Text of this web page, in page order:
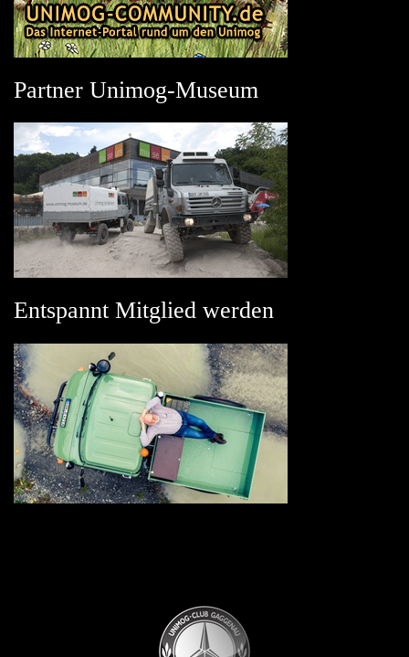
Partner Unimog-Museum
Entspannt Mitglied werden